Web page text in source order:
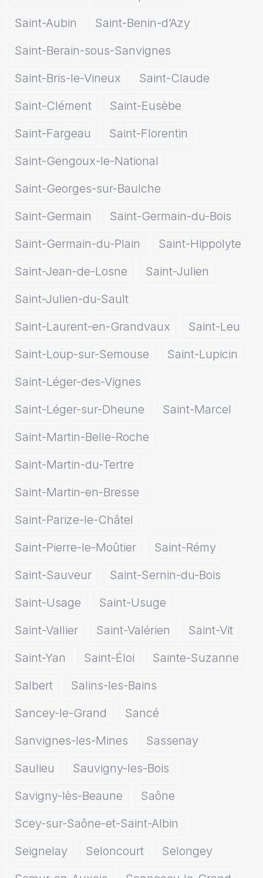
Saint-Aubin
Saint-Benin-d’Azy
Saint-Berain-sous-Sanvignes
Saint-Bris-le-Vineux
Saint-Claude
Saint-Clément
Saint-Eusèbe
Saint-Fargeau
Saint-Florentin
Saint-Gengoux-le-National
Saint-Georges-sur-Baulche
Saint-Germain
Saint-Germain-du-Bois
Saint-Germain-du-Plain
Saint-Hippolyte
Saint-Jean-de-Losne
Saint-Julien
Saint-Julien-du-Sault
Saint-Laurent-en-Grandvaux
Saint-Leu
Saint-Loup-sur-Semouse
Saint-Lupicin
Saint-Léger-des-Vignes
Saint-Léger-sur-Dheune
Saint-Marcel
Saint-Martin-Belle-Roche
Saint-Martin-du-Tertre
Saint-Martin-en-Bresse
Saint-Parize-le-Châtel
Saint-Pierre-le-Moûtier
Saint-Rémy
Saint-Sauveur
Saint-Sernin-du-Bois
Saint-Usage
Saint-Usuge
Saint-Vallier
Saint-Valérien
Saint-Vit
Saint-Yan
Saint-Éloi
Sainte-Suzanne
Salbert
Salins-les-Bains
Sancey-le-Grand
Sancé
Sanvignes-les-Mines
Sassenay
Saulieu
Sauvigny-les-Bois
Savigny-lès-Beaune
Saône
Scey-sur-Saône-et-Saint-Albin
Seignelay
Seloncourt
Selongey